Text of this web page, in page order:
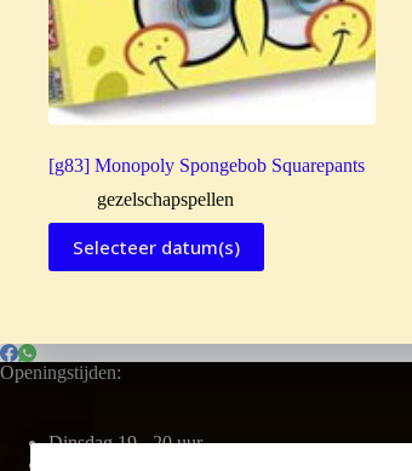
[g83] Monopoly Spongebob Squarepants
gezelschapspellen
Selecteer datum(s)
Openingstijden:
Dinsdag 19 - 20 uur